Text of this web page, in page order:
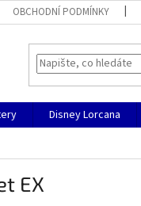
OBCHODNÍ PODMÍNKY
Disney Lorcana
EX